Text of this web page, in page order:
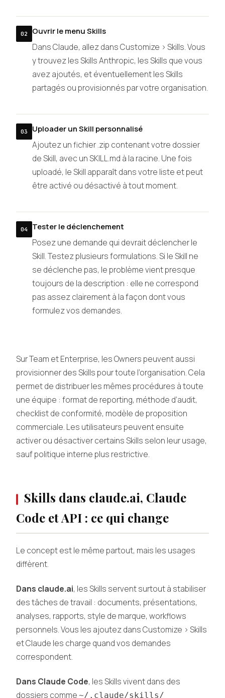
02 Ouvrir le menu Skills
Dans Claude, allez dans Customize > Skills. Vous
y trouvez les Skills Anthropic, les Skills que vous
avez ajoutés, et éventuellement les Skills
partagés ou provisionnés par votre organisation.
03 Uploader un Skill personnalisé
Ajoutez un fichier .zip contenant votre dossier
de Skill, avec un SKILL.md à la racine. Une fois
uploadé, le Skill apparaît dans votre liste et peut
être activé ou désactivé à tout moment.
04 Tester le déclenchement
Posez une demande qui devrait déclencher le
Skill. Testez plusieurs formulations. Si le Skill ne
se déclenche pas, le problème vient presque
toujours de la description : elle ne correspond
pas assez clairement à la façon dont vous
formulez vos demandes.
Sur Team et Enterprise, les Owners peuvent aussi
provisionner des Skills pour toute l’organisation. Cela
permet de distribuer les mêmes procédures à toute
une équipe : format de reporting, méthode d’audit,
checklist de conformité, modèle de proposition
commerciale. Les utilisateurs peuvent ensuite
activer ou désactiver certains Skills selon leur usage,
sauf politique interne plus restrictive.
Skills dans claude.ai, Claude
Code et API : ce qui change
Le concept est le même partout, mais les usages
diffèrent.
Dans claude.ai, les Skills servent surtout à stabiliser
des tâches de travail : documents, présentations,
analyses, rapports, style de marque, workflows
personnels. Vous les ajoutez dans Customize > Skills
et Claude les charge quand vos demandes
correspondent.
Dans Claude Code, les Skills vivent dans des
dossiers comme ~/.claude/skills/